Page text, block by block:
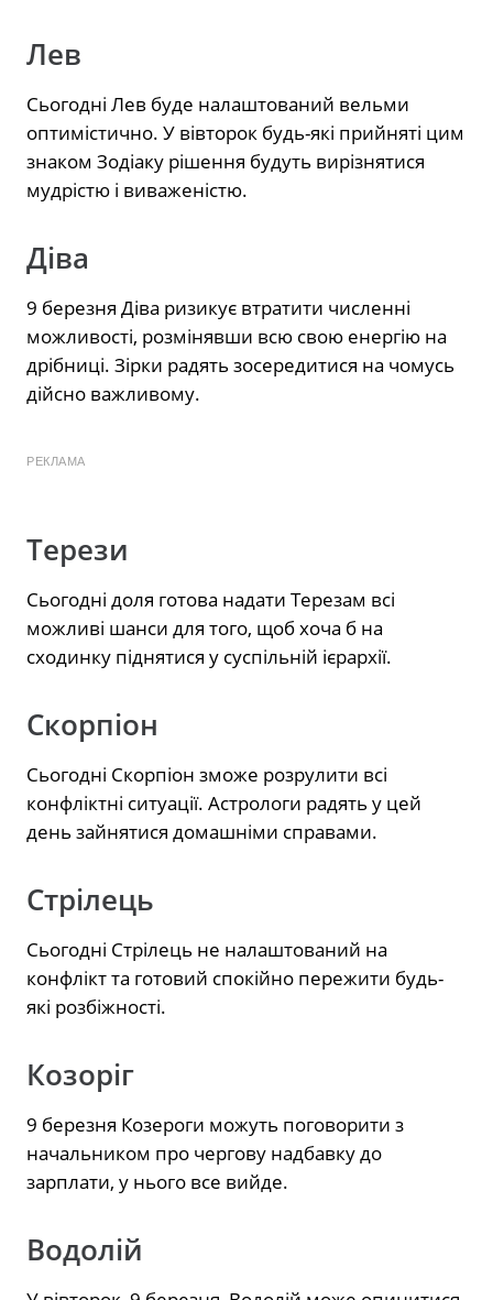
Лев
Сьогодні Лев буде налаштований вельми
оптимістично. У вівторок будь-які прийняті цим
знаком Зодіаку рішення будуть вирізнятися
мудрістю і виваженістю.
Діва
9 березня Діва ризикує втратити численні
можливості, розмінявши всю свою енергію на
дрібниці. Зірки радять зосередитися на чомусь
дійсно важливому.
РЕКЛАМА
Терези
Сьогодні доля готова надати Терезам всі
можливі шанси для того, щоб хоча б на
сходинку піднятися у суспільній ієрархії.
Скорпіон
Сьогодні Скорпіон зможе розрулити всі
конфліктні ситуації. Астрологи радять у цей
день зайнятися домашніми справами.
Стрілець
Сьогодні Стрілець не налаштований на
конфлікт та готовий спокійно пережити будь-
які розбіжності.
Козоріг
9 березня Козероги можуть поговорити з
начальником про чергову надбавку до
зарплати, у нього все вийде.
Водолій